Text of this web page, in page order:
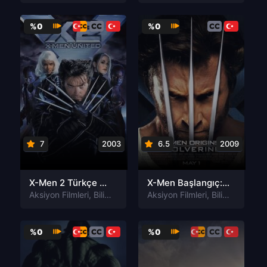
%0
7 2003
X-Men 2 Türkçe Dublaj izle
Aksiyon Filmleri, Bilim-Kurgu Filmleri ,Fantastik Filmleri
%0
6.5 2009
X-Men Başlangıç: Wolverine Türkçe Dublaj izle
Aksiyon Filmleri, Bilim-Kurgu Filmleri
%0 %0